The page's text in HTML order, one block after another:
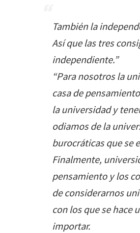
También la
Así que las tres
independiente.”
“Para nosotros la
casa de
la universidad y
odiamos de la
burocráticas que se
Finalmente,
pensamiento y los
de considerarnos
con los que se hace
importar.